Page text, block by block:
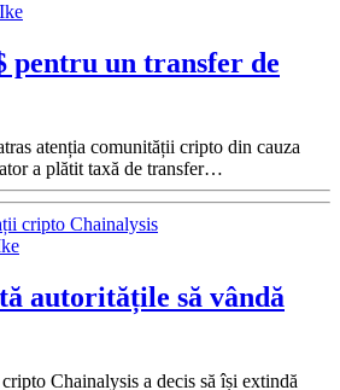
Ike
pentru un transfer de
atenția comunității cripto din cauza
a plătit taxă de transfer…
autoritățile să vândă
Chainalysis a decis să își extindă